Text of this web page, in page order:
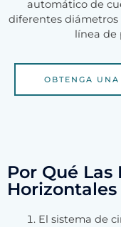
automático de
diferentes diámetros
línea de
OBTENGA
Por Qué Las
El sistema de